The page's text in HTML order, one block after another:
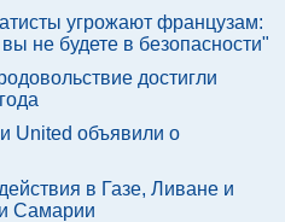
угрожают французам:
не будете в безопасности"
достигли
United объявили о
в Газе, Ливане и
Самарии